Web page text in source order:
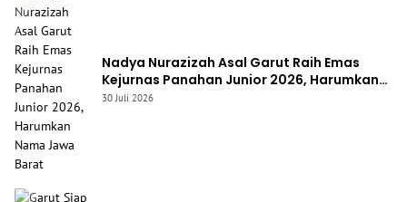
Nadya Nurazizah Asal Garut Raih Emas
Kejurnas Panahan Junior 2026, Harumkan
Nama Jawa Barat
30 Juli 2026